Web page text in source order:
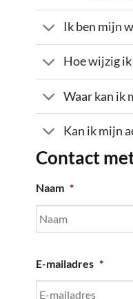
Ik ben mijn
Hoe wijzig
Waar kan ik
Kan ik mijn
Contact
Naam *
E-mailadres *